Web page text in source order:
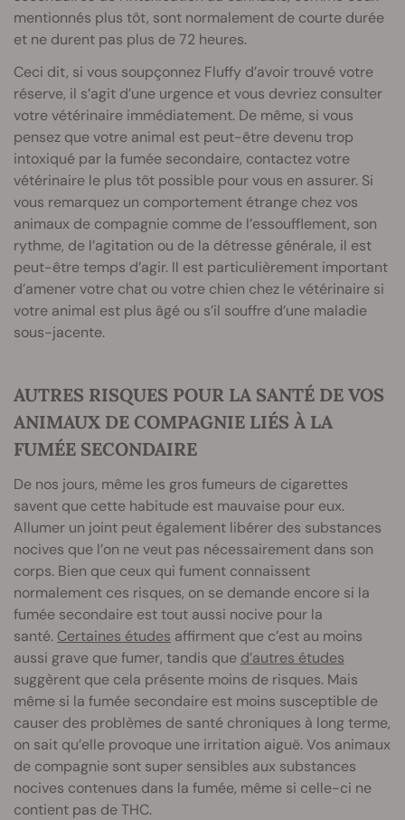
mentionnés plus tôt, sont normalement de courte durée
et ne durent pas plus de 72 heures.
Ceci dit, si vous soupçonnez Fluffy d’avoir trouvé votre
réserve, il s’agit d’une urgence et vous devriez consulter
votre vétérinaire immédiatement. De même, si vous
pensez que votre animal est peut-être devenu trop
intoxiqué par la fumée secondaire, contactez votre
vétérinaire le plus tôt possible pour vous en assurer. Si
vous remarquez un comportement étrange chez vos
animaux de compagnie comme de l’essoufflement, son
rythme, de l’agitation ou de la détresse générale, il est
peut-être temps d’agir. Il est particulièrement important
d’amener votre chat ou votre chien chez le vétérinaire si
votre animal est plus âgé ou s’il souffre d’une maladie
sous-jacente.
AUTRES RISQUES POUR LA SANTÉ DE VOS
ANIMAUX DE COMPAGNIE LIÉS À LA
FUMÉE SECONDAIRE
De nos jours, même les gros fumeurs de cigarettes
savent que cette habitude est mauvaise pour eux.
Allumer un joint peut également libérer des substances
nocives que l’on ne veut pas nécessairement dans son
corps. Bien que ceux qui fument connaissent
normalement ces risques, on se demande encore si la
fumée secondaire est tout aussi nocive pour la
santé. Certaines études affirment que c’est au moins
aussi grave que fumer, tandis que d’autres études
suggèrent que cela présente moins de risques. Mais
même si la fumée secondaire est moins susceptible de
causer des problèmes de santé chroniques à long terme,
on sait qu’elle provoque une irritation aiguë. Vos animaux
de compagnie sont super sensibles aux substances
nocives contenues dans la fumée, même si celle-ci ne
contient pas de THC.